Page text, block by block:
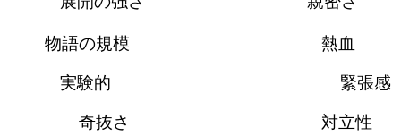
熱血
緊張感
対立性
奇抜さ
実験的
物語の規模